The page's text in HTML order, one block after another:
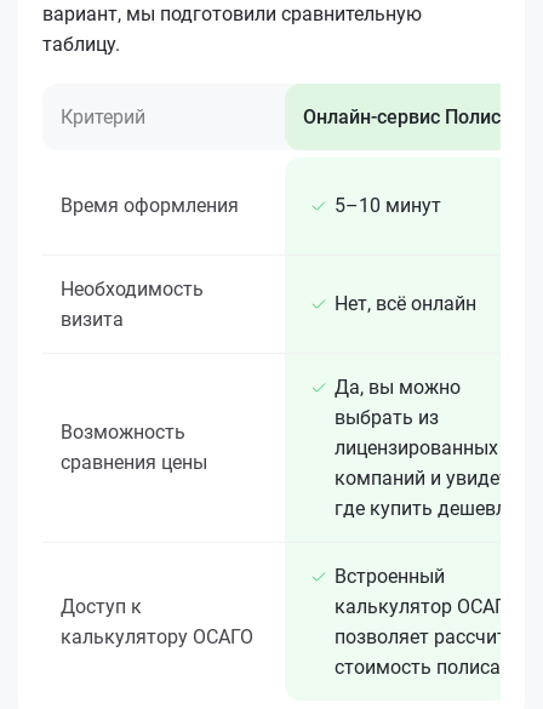
вариант, мы подготовили сравнительную
таблицу.
Критерий Онлайн-сервис Полис 812
Время оформления 5–10 минут
Необходимость
визита
Нет, всё онлайн
Возможность
сравнения цены
Да, вы можно
выбрать из
лицензированных 15+
компаний и увидеть,
где купить дешевле
Доступ к
калькулятору ОСАГО
Встроенный
калькулятор ОСАГО
позволяет рассчитать
стоимость полиса